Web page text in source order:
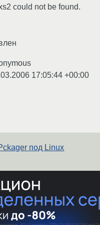
could not be found.
17:05:44 +00:00
под Linux